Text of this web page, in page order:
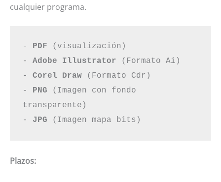
cualquier programa.
- PDF (visualización)
- Adobe Illustrator (Formato Ai)
- Corel Draw (Formato Cdr)
- PNG (Imagen con fondo
transparente)
- JPG (Imagen mapa bits)
Plazos: